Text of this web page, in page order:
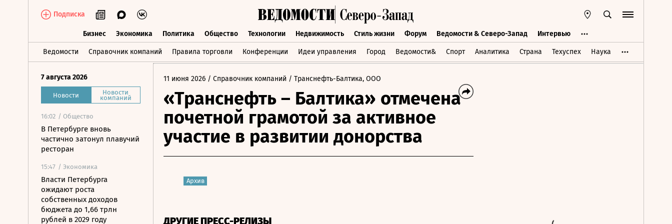
Подписка
Бизнес Экономика Политика Общество Технологии Недвижимость Стиль жизни Форум Ведомости & Северо-Запад Интервью
Ведомости Справочник компаний Правила торговли Конференции Идеи управления Город Ведомости& Спорт Аналитика Страна Техуспех Наука
Бизнес Экономика Политика Общество Технологии Недвижимость Стиль жизни Форум Ведомости & Северо-Запад Интервью
7 августа 2026
Новости Новости
компаний
16:02 / Общество
В Петербурге вновь
частично затонул плавучий
ресторан
15:47 / Экономика
Власти Петербурга
ожидают роста
собственных доходов
бюджета до 1,66 трлн
рублей в 2029 году
11 июня 2026 / Справочник компаний / Транснефть-Балтика, ООО
«Транснефть – Балтика» отмечена
почетной грамотой за активное
участие в развитии донорства
Архив
ДРУГИЕ ПРЕСС-РЕЛИЗЫ